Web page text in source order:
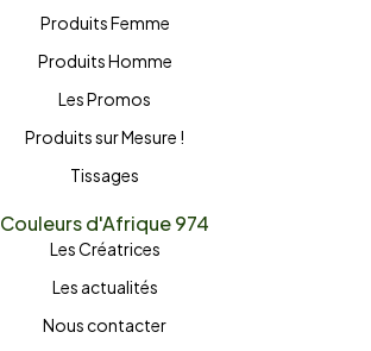
Produits Femme
Produits Homme
Les Promos
Produits sur Mesure !
Tissages
Couleurs d'Afrique 974
Les Créatrices
Les actualités
Nous contacter